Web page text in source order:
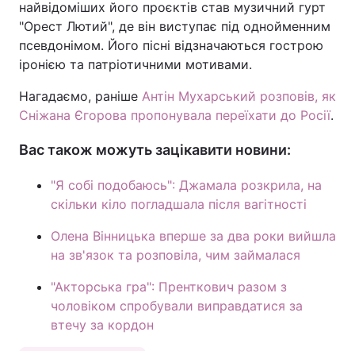
найвідоміших його проєктів став музичний гурт
"Орест Лютий", де він виступає під однойменним
псевдонімом. Його пісні відзначаються гострою
іронією та патріотичними мотивами.
Нагадаємо, раніше Антін Мухарський розповів, як
Сніжана Єгорова пропонувала переїхати до Росії.
Вас також можуть зацікавити новини:
"Я собі подобаюсь": Джамала розкрила, на
скільки кіло погладшала після вагітності
Олена Вінницька вперше за два роки вийшла
на зв'язок та розповіла, чим займалася
"Акторська гра": Пренткович разом з
чоловіком спробували виправдатися за
втечу за кордон